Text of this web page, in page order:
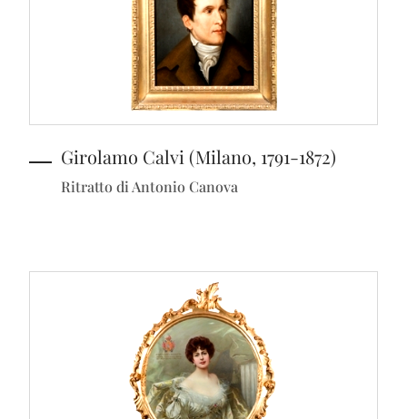
Girolamo Calvi (Milano, 1791-1872)
Ritratto di Antonio Canova